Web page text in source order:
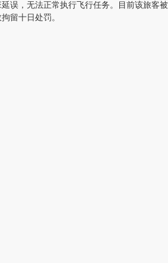
误，无法正常执行飞行任务。目前该旅客被
留十日处罚。